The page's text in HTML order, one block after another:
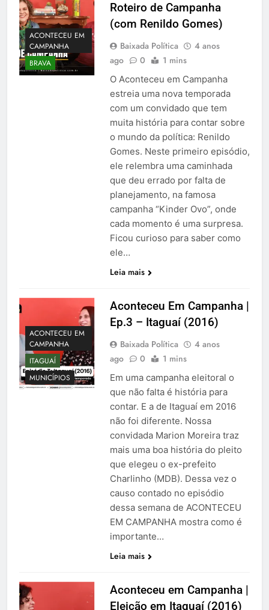
ACONTECEU EM
CAMPANHA
BRAVA
Roteiro de Campanha
(com Renildo Gomes)
Baixada Política
4 anos
ago
0 1 mins
O Aconteceu em Campanha
estreia uma nova temporada
com um convidado que tem
muita história para contar sobre
o mundo da política: Renildo
Gomes. Neste primeiro episódio,
ele relembra uma caminhada
que deu errado por falta de
planejamento, na famosa
campanha “Kinder Ovo”, onde
cada momento é uma surpresa.
Ficou curioso para saber como
ele…
Leia mais
ACONTECEU EM
CAMPANHA
ITAGUAÍ
MUNICÍPIOS
Aconteceu Em Campanha |
Ep.3 – Itaguaí (2016)
Baixada Política
4 anos
ago
0 1 mins
Em uma campanha eleitoral o
que não falta é história para
contar. E a de Itaguaí em 2016
não foi diferente. Nossa
convidada Marion Moreira traz
mais uma boa história do pleito
que elegeu o ex-prefeito
Charlinho (MDB). Dessa vez o
causo contado no episódio
dessa semana de ACONTECEU
EM CAMPANHA mostra como é
importante…
Leia mais
Aconteceu em Campanha |
Eleição em Itaguaí (2016)